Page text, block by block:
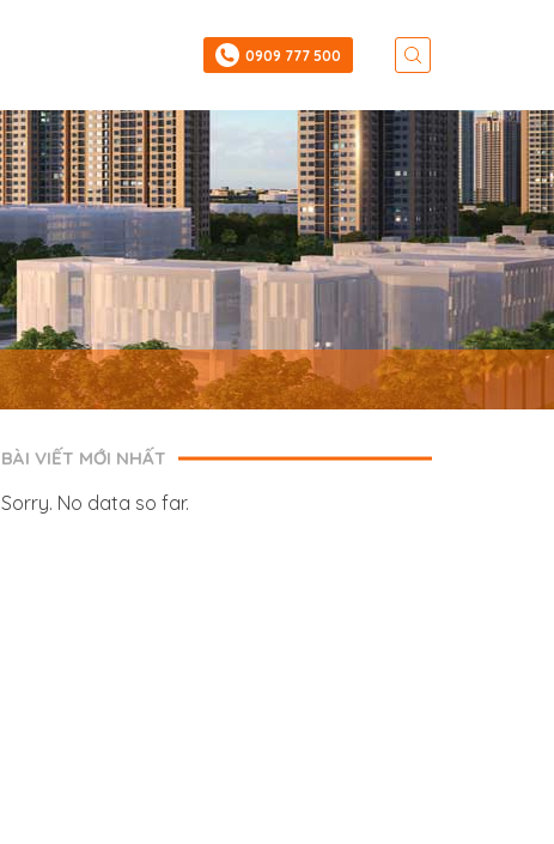
‎0909 777 500
BÀI VIẾT MỚI NHẤT
Sorry. No data so far.